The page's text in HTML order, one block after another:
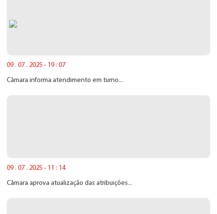
09 . 07 . 2025 - 19 : 07
Câmara informa atendimento em turno...
09 . 07 . 2025 - 11 : 14
Câmara aprova atualização das atribuições...